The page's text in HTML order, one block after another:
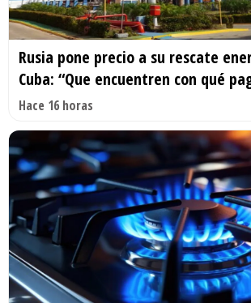
Rusia pone precio a su rescate
Cuba: “Que encuentren con qué
Hace 16 horas